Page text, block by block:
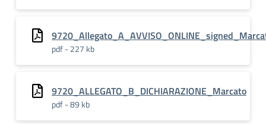
pdf - 227 kb
9720_ALLEGATO_B_DICHIARAZIONE_Marcato
pdf - 89 kb